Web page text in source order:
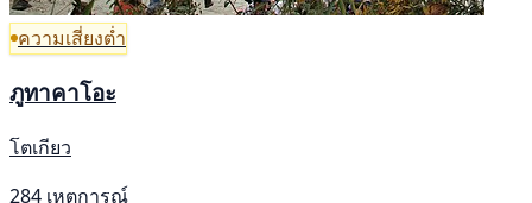
ความเสี่ยงต่ำ
ภูทาคาโอะ
โตเกียว
284 เหตุการณ์